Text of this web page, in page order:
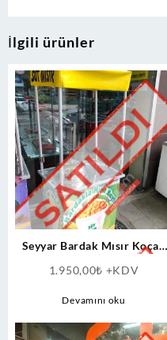
İlgili ürünler
Seyyar Bardak Mısır Koçan
1.950,00₺ +KDV
Devamını oku